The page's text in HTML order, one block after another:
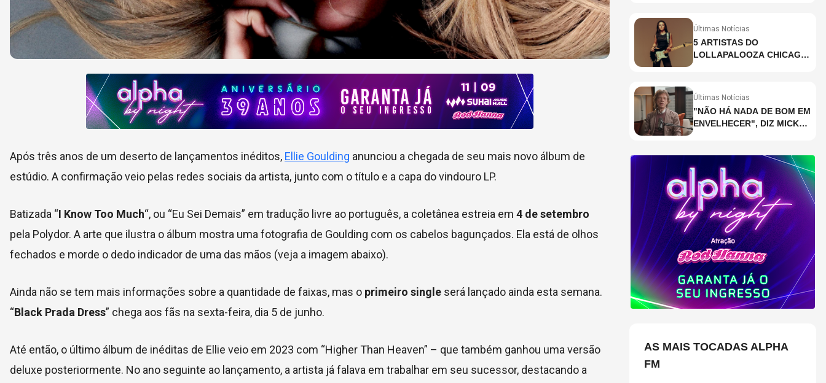
Após três anos de um deserto de lançamentos inéditos, Ellie Goulding anunciou a chegada de seu mais novo álbum de
estúdio. A confirmação veio pelas redes sociais da artista, junto com o título e a capa do vindouro LP.
Batizada “I Know Too Much“, ou “Eu Sei Demais” em tradução livre ao português, a coletânea estreia em 4 de setembro
pela Polydor. A arte que ilustra o álbum mostra uma fotografia de Goulding com os cabelos bagunçados. Ela está de olhos
fechados e morde o dedo indicador de uma das mãos (veja a imagem abaixo).
Ainda não se tem mais informações sobre a quantidade de faixas, mas o primeiro single será lançado ainda esta semana.
“Black Prada Dress” chega aos fãs na sexta-feira, dia 5 de junho.
Até então, o último álbum de inéditas de Ellie veio em 2023 com “Higher Than Heaven” – que também ganhou uma versão
deluxe posteriormente. No ano seguinte ao lançamento, a artista já falava em trabalhar em seu sucessor, destacando a
SMITH, STEWART
CAREY
Últimas Notícias
5 ARTISTAS DO
LOLLAPALOOZA CHICAGO
Últimas Notícias
"NÃO HÁ NADA DE BOM EM
ENVELHECER", DIZ MICK
AS MAIS TOCADAS ALPHA
FM